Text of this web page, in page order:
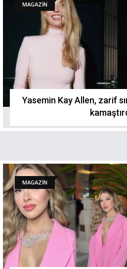
MAGAZİN
Yasemin Kay Allen, zarif
MAGAZİN